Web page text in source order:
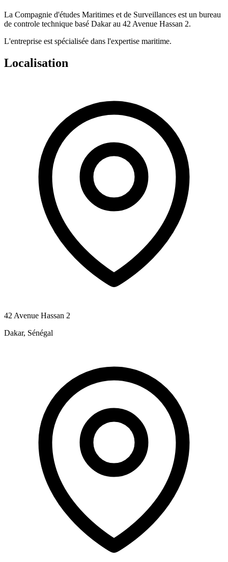
La Compagnie d'études Maritimes et de Surveillances est un bureau
de controle technique basé Dakar au 42 Avenue Hassan 2.
L'entreprise est spécialisée dans l'expertise maritime.
Localisation
42 Avenue Hassan 2
Dakar, Sénégal